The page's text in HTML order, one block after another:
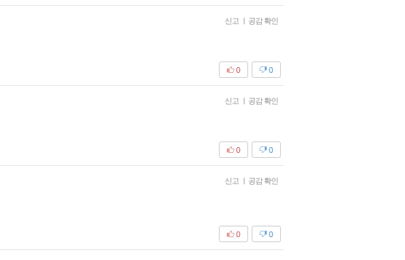
신고 | 공감 확인
0
0
신고 | 공감 확인
0
0
신고 | 공감 확인
0
0